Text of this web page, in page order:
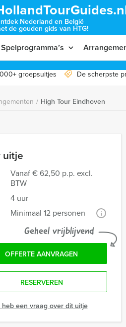
Nederland en België
de gouden gids van HTG!
Spelprogramma’s
groepsuitjes De scherpste
/ High Tour Eindhoven
uitje
Vanaf€ 62,50 p.p. excl.
BTW
4 uur
Minimaal 12 personen i
Geheel vrijblijvend
OFFERTE AANVRAGEN
RESERVEREN
heb een vraag over dit uitje